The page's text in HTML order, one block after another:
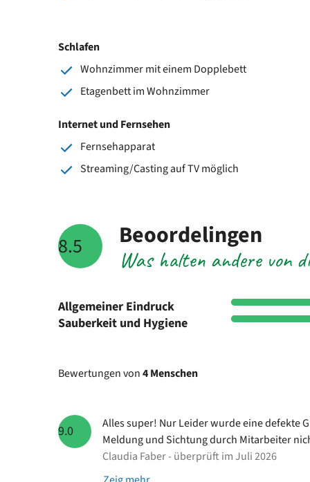
Schlafen
Wohnzimmer mit einem Dopplebett
Etagenbett im Wohnzimmer
Internet und Fernsehen
Fernsehapparat
Streaming/Casting auf TV möglich
8.5 Was halten andere von
Beoordelingen
Allgemeiner Eindruck
Sauberkeit und Hygiene
Bewertungen von4 Menschen
9.0
Alles super! Nur Leider wurde eine defekte
Meldung und Sichtung durch Mitarbeiter
Claudia Faber - überprüft im Juli 2026